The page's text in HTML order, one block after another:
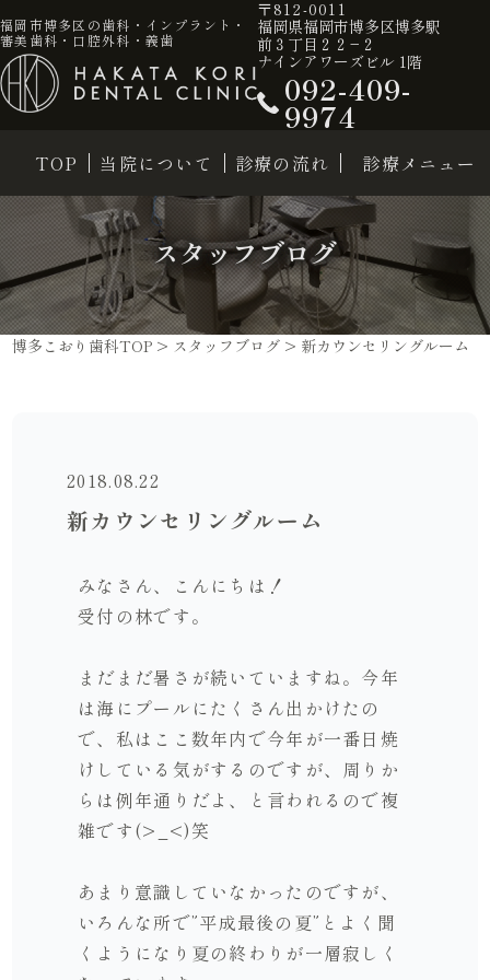
福岡市博多区の歯科・インプラント・
審美歯科・口腔外科・義歯
〒812-0011
福岡県福岡市博多区博多駅
前３丁目２２−２
ナインアワーズビル 1階
092-409-
9974
TOP 当院について 診療の流れ 診療メニュー
スタッフブログ
博多こおり歯科TOP > スタッフブログ > 新カウンセリングルーム
2018.08.22
新カウンセリングルーム
みなさん、こんにちは！
受付の林です。
まだまだ暑さが続いていますね。今年
は海にプールにたくさん出かけたの
で、私はここ数年内で今年が一番日焼
けしている気がするのですが、周りか
らは例年通りだよ、と言われるので複
雑です(>_<)笑
あまり意識していなかったのですが、
いろんな所で”平成最後の夏”とよく聞
くようになり夏の終わりが一層寂しく